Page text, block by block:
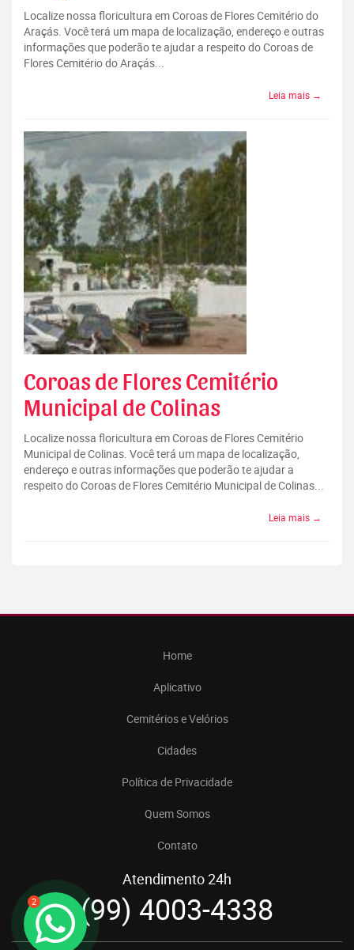
2
Localize nossa floricultura em Coroas de Flores Cemitério do
Araçás. Você terá um mapa de localização, endereço e outras
informações que poderão te ajudar a respeito do Coroas de
Flores Cemitério do Araçás...
Leia mais →
Coroas de Flores Cemitério
Municipal de Colinas
Localize nossa floricultura em Coroas de Flores Cemitério
Municipal de Colinas. Você terá um mapa de localização,
endereço e outras informações que poderão te ajudar a
respeito do Coroas de Flores Cemitério Municipal de Colinas...
Leia mais →
Home
Aplicativo
Cemitérios e Velórios
Cidades
Política de Privacidade
Quem Somos
Contato
Atendimento 24h
(99) 4003-4338